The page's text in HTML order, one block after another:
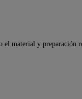
el material y